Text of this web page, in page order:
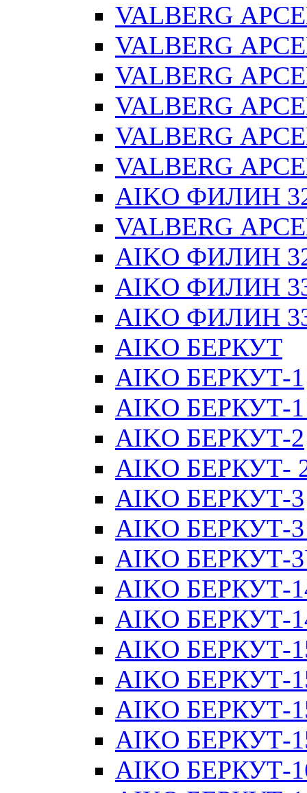
VALBERG
VALBERG
VALBERG
VALBERG
VALBERG
VALBERG
AIKO ФИЛИН 32
VALBERG
AIKO ФИЛИН 32
AIKO ФИЛИН 33
AIKO ФИЛИН 33
AIKO БЕРКУТ
AIKO БЕРКУТ-1
AIKO БЕРКУТ-
AIKO БЕРКУТ-2
AIKO БЕРКУТ-
AIKO БЕРКУТ-3
AIKO БЕРКУТ-
AIKO БЕРКУТ-
AIKO БЕРКУТ-
AIKO БЕРКУТ-
AIKO БЕРКУТ-
AIKO БЕРКУТ-
AIKO БЕРКУТ-
AIKO БЕРКУТ-
AIKO БЕРКУТ-